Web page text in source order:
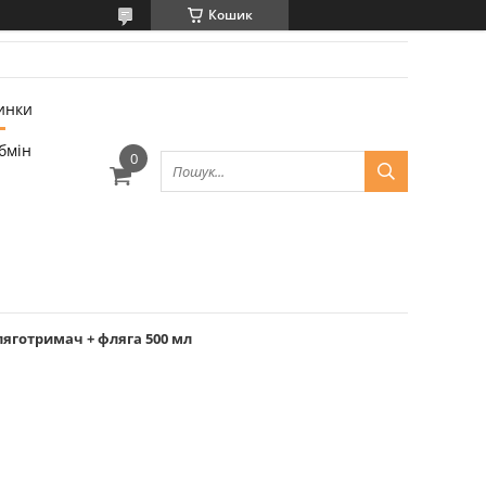
Кошик
+ фляга 500 мл